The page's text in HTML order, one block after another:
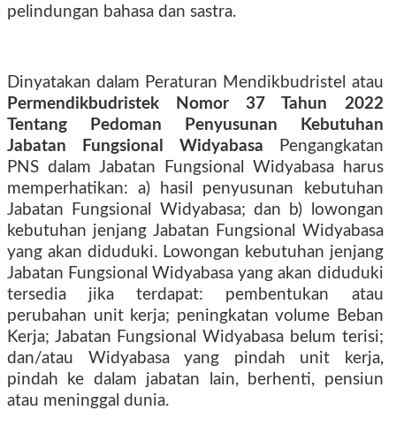
pelindungan bahasa dan sastra.
Dinyatakan dalam Peraturan Mendikbudristel atau
Permendikbudristek Nomor 37 Tahun 2022
Tentang Pedoman Penyusunan Kebutuhan
Jabatan Fungsional Widyabasa Pengangkatan
PNS dalam Jabatan Fungsional Widyabasa harus
memperhatikan: a) hasil penyusunan kebutuhan
Jabatan Fungsional Widyabasa; dan b) lowongan
kebutuhan jenjang Jabatan Fungsional Widyabasa
yang akan diduduki. Lowongan kebutuhan jenjang
Jabatan Fungsional Widyabasa yang akan diduduki
tersedia jika terdapat: pembentukan atau
perubahan unit kerja; peningkatan volume Beban
Kerja; Jabatan Fungsional Widyabasa belum terisi;
dan/atau Widyabasa yang pindah unit kerja,
pindah ke dalam jabatan lain, berhenti, pensiun
atau meninggal dunia.